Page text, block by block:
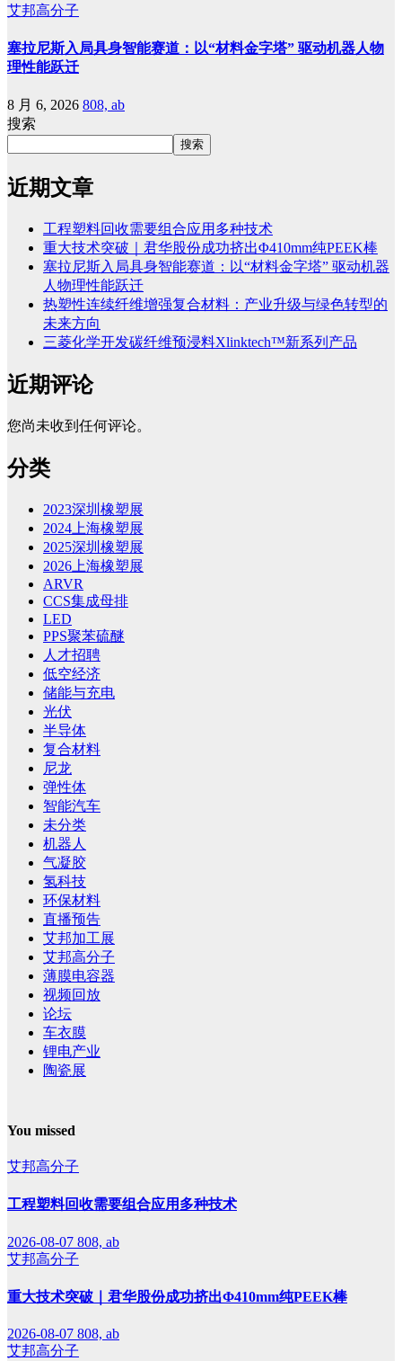
艾邦高分子
塞拉尼斯入局具身智能赛道：以“材料金字塔” 驱动机器人物
理性能跃迁
8 月 6, 2026 808, ab
搜索
搜索
近期文章
工程塑料回收需要组合应用多种技术
重大技术突破｜君华股份成功挤出Φ410mm纯PEEK棒
塞拉尼斯入局具身智能赛道：以“材料金字塔” 驱动机器
人物理性能跃迁
热塑性连续纤维增强复合材料：产业升级与绿色转型的
未来方向
三菱化学开发碳纤维预浸料Xlinktech™新系列产品
近期评论
您尚未收到任何评论。
分类
2023深圳橡塑展
2024上海橡塑展
2025深圳橡塑展
2026上海橡塑展
ARVR
CCS集成母排
LED
PPS聚苯硫醚
人才招聘
低空经济
储能与充电
光伏
半导体
复合材料
尼龙
弹性体
智能汽车
未分类
机器人
气凝胶
氢科技
环保材料
直播预告
艾邦加工展
艾邦高分子
薄膜电容器
视频回放
论坛
车衣膜
锂电产业
陶瓷展
You missed
艾邦高分子
工程塑料回收需要组合应用多种技术
2026-08-07 808, ab
艾邦高分子
重大技术突破｜君华股份成功挤出Φ410mm纯PEEK棒
2026-08-07 808, ab
艾邦高分子